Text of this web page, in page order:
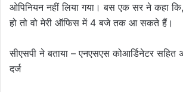
ओपिनियन नहीं लिया गया। बस एक सर ने कहा
हो तो वो मेरी ऑफिस में 4 बजे तक आ सकते हैं।
सीएसपी ने बताया – एन‌एस‌एस कोआर्डिनेटर
दर्ज